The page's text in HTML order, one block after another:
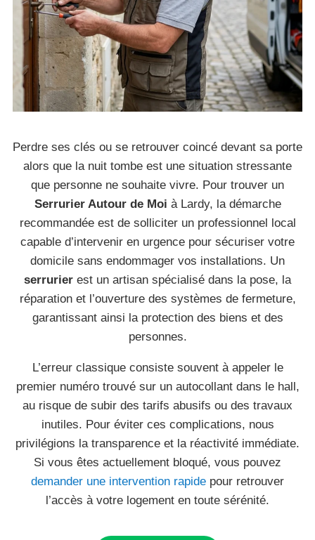
Perdre ses clés ou se retrouver coincé devant sa porte
alors que la nuit tombe est une situation stressante
que personne ne souhaite vivre. Pour trouver un
Serrurier Autour de Moi à Lardy, la démarche
recommandée est de solliciter un professionnel local
capable d’intervenir en urgence pour sécuriser votre
domicile sans endommager vos installations. Un
serrurier est un artisan spécialisé dans la pose, la
réparation et l’ouverture des systèmes de fermeture,
garantissant ainsi la protection des biens et des
personnes.
L’erreur classique consiste souvent à appeler le
premier numéro trouvé sur un autocollant dans le hall,
au risque de subir des tarifs abusifs ou des travaux
inutiles. Pour éviter ces complications, nous
privilégions la transparence et la réactivité immédiate.
Si vous êtes actuellement bloqué, vous pouvez
demander une intervention rapide pour retrouver
l’accès à votre logement en toute sérénité.